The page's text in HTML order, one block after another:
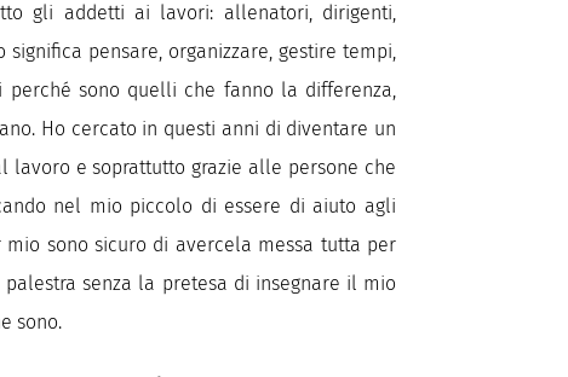
gli addetti ai lavori: allenatori, dirigenti,
pensare, organizzare, gestire tempi,
perché sono quelli che fanno la differenza,
Ho cercato in questi anni di diventare un
e soprattutto grazie alle persone che
nel mio piccolo di essere di aiuto agli
sono sicuro di avercela messa tutta per
senza la pretesa di insegnare il mio
sono.